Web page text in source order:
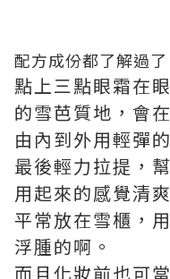
配方成份都了解過
點上三點眼霜在
的雪芭質地，會
由內到外用輕彈
最後輕力拉提，
用起來的感覺清
平常放在雪櫃，
浮腫的啊。
而且化妝前也可